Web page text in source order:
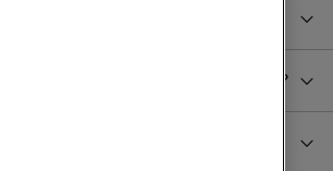
från höga kostnader i utlandet?
Hur vet jag när det tar slut?
emot sms/mms från Sverige?